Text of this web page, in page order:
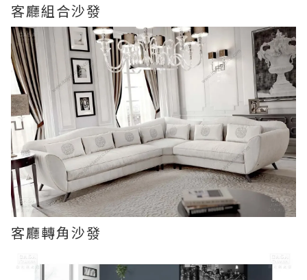
客廳組合沙發
客廳轉角沙發